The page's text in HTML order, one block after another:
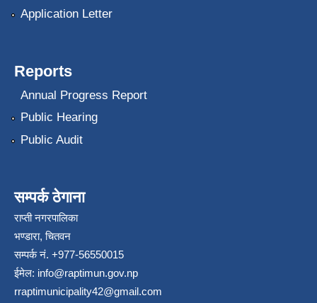
Application Letter
Reports
Annual Progress Report
Public Hearing
Public Audit
सम्पर्क ठेगाना
राप्ती नगरपालिका
भण्डारा, चितवन
सम्पर्क नं. +977-56550015
ईमेल: info@raptimun.gov.np
rraptimunicipality42@gmail.com